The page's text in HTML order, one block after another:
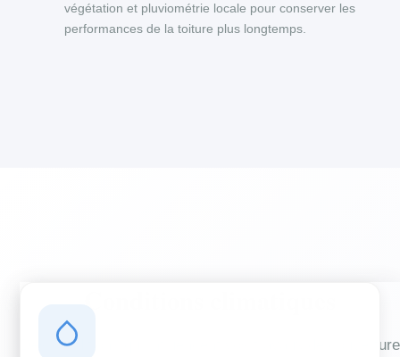
végétation et pluviométrie locale pour conserver les
performances de la toiture plus longtemps.
Des conditions qui influencent vos travaux de couverture